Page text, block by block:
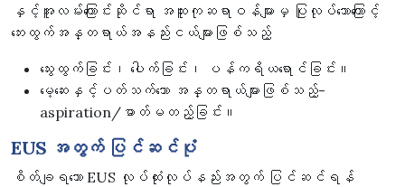
နှင့်အူလမ်းကြောင်းဆိုင်ရာ အထူးကုဆရာဝန်များမှ ပြုလုပ်သောကြောင့်
ဘေးထွက်အန္တရာယ်အနည်းငယ်များဖြစ်သည့်
သွေးထွက်ခြင်း၊ ပေါက်ခြင်း၊ ပန်ကရိယရောင်ခြင်း။
မေ့ဆေးနှင့်ပတ်သက်သော အန္တရာယ်များဖြစ်သည့်-
aspiration/ဓာတ်မတည့်ခြင်း။
EUS အတွက် ပြင်ဆင်ပုံ
စိတ်ချရသော EUS လုပ်ထုံးလုပ်နည်းအတွက် ပြင်ဆင်ရန်